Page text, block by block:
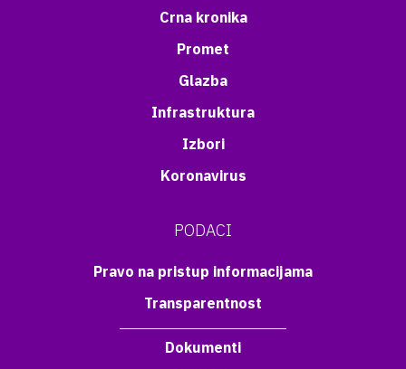
Crna kronika
Promet
Glazba
Infrastruktura
Izbori
Koronavirus
PODACI
Pravo na pristup informacijama
Transparentnost
Dokumenti